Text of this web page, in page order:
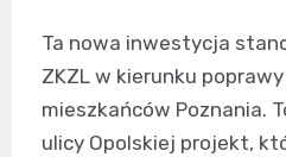
Ta nowa inwestycja
ZKZL w kierunku
mieszkańców Poznania.
ulicy Opolskiej projekt,